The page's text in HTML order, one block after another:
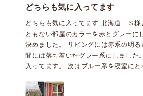
どちらも気に入ってます
どちらも気に入ってます 北海道 Ｓ様
ともない部屋のカラーを赤とグレーに
決めました。 リビングには赤系の明る
間には落ち着いたグレー系にしました
入ってます。 次はブルー系を寝室にと